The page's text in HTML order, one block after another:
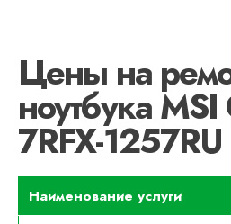
Цены на
ноутбука
7RFX-1257RU
Наименование услуги